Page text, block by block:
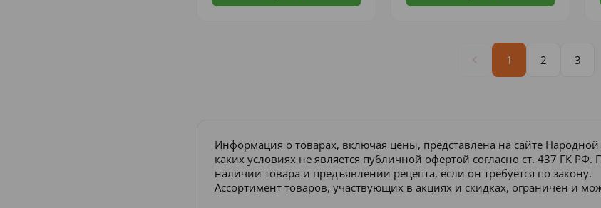
1 2 3
Информация о товарах, включая цены, представлена на сайте
каких условиях не является публичной офертой согласно ст. 437 ГК
наличии товара и предъявлении рецепта, если он требуется по закону.
Ассортимент товаров, участвующих в акциях и скидках, ограничен и